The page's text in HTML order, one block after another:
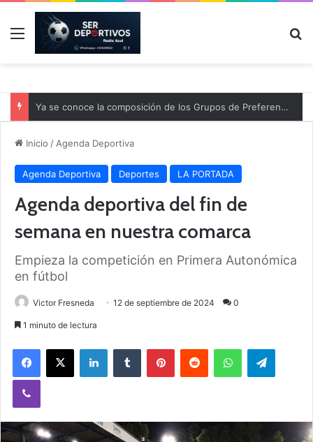
Menú
Inicio / Agenda Deportiva
Agenda Deportiva Deportes LA PORTADA
Agenda deportiva del fin de
semana en nuestra comarca
Empieza la competición en Primera Autonómica
en fútbol
Victor Fresneda 12 de septiembre de 2024 0
1 minuto de lectura